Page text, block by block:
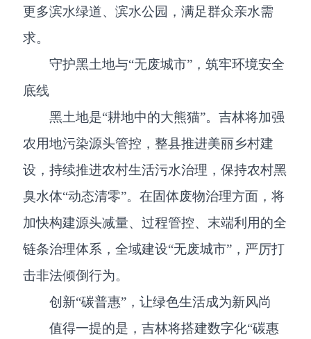
更多滨水绿道、滨水公园，满足群众亲水需
求。
守护黑土地与“无废城市”，筑牢环境安全
底线
黑土地是“耕地中的大熊猫”。吉林将加强
农用地污染源头管控，整县推进美丽乡村建
设，持续推进农村生活污水治理，保持农村黑
臭水体“动态清零”。在固体废物治理方面，将
加快构建源头减量、过程管控、末端利用的全
链条治理体系，全域建设“无废城市”，严厉打
击非法倾倒行为。
创新“碳普惠”，让绿色生活成为新风尚
值得一提的是，吉林将搭建数字化“碳惠